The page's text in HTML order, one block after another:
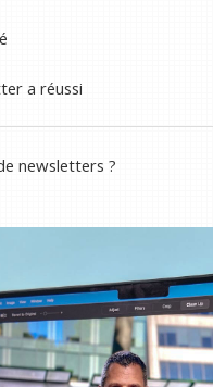
a réussi
newsletters ?